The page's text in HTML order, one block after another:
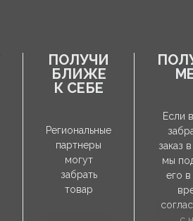
ПОЛУЧИ
БЛИЖЕ
К СЕБЕ
Региональные
партнеры
могут
забрать
товар
Если
заказ
мы
его в